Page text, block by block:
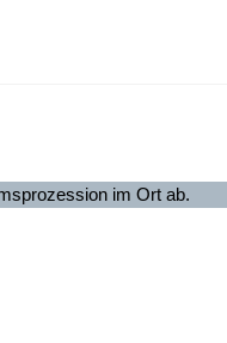
im Ort ab.